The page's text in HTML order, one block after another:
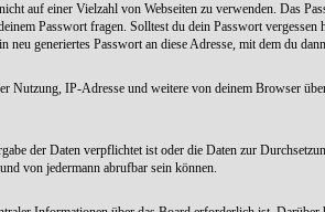
auf einer Vielzahl von Webseiten zu verwenden. Das
Passwort fragen. Solltest du dein Passwort
generiertes Passwort an diese Adresse, mit dem du
IP-Adresse und weitere von deinem Browser
der Daten verpflichtet ist oder die Daten zur
von jedermann abrufbar sein können.